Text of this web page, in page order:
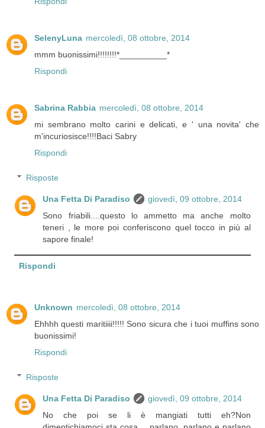
SelenyLuna mercoledì, 08 ottobre, 2014
mmm buonissimi!!!!!!!!*__________*
Rispondi
Sabrina Rabbia mercoledì, 08 ottobre, 2014
mi sembrano molto carini e delicati, e ' una novita' che
m'incuriosisce!!!!Baci Sabry
Rispondi
Risposte
Una Fetta Di Paradiso
giovedì, 09 ottobre, 2014
Sono friabili....questo lo ammetto ma anche molto
teneri , le more poi conferiscono quel tocco in più al
sapore finale!
Rispondi
Unknown mercoledì, 08 ottobre, 2014
Ehhhh questi maritiiii!!!!! Sono sicura che i tuoi muffins sono
buonissimi!
Rispondi
Risposte
Una Fetta Di Paradiso
giovedì, 09 ottobre, 2014
No che poi se li è mangiati tutti eh?Non